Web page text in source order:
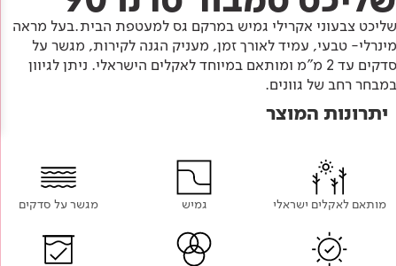
עץ
מתכת
לכל מוצרי צבע וציפויים
Academy
תוכן מקצועי
אודותינו
מדיניות סביבתית
מדיניות מערכת משולבת ו - ISO
שליכט צבעוני אקרילי גמיש במרקם גס למעטפת הבית.בעל מראה
מינרלי- טבעי, עמיד לאורך זמן, מעניק הגנה לקירות, מגשר על
סדקים עד 2 מ"מ ומותאם במיוחד לאקלים הישראלי. ניתן לגיוון
במבחר רחב של גוונים.
יתרונות המוצר
מותאם לאקלים ישראלי גמיש מגשר על סדקים